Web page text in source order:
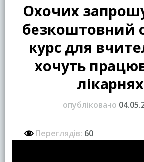
Охочих
безкоштовний
курс для
хочуть
лікарнях
опубліковано
Переглядів: 60